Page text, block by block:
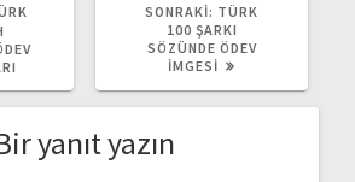
SONRAKI: SONRAKI
YAZI:
TÜRK
100 ŞARKI
SÖZÜNDE ÖDEV
İMGESI
yanıt yazın